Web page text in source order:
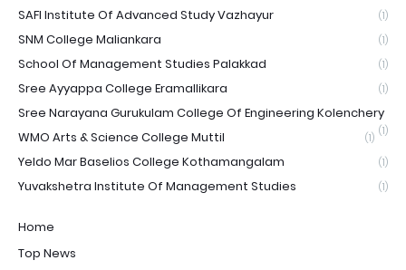
SAFI Institute Of Advanced Study Vazhayur (1)
SNM College Maliankara (1)
School Of Management Studies Palakkad (1)
Sree Ayyappa College Eramallikara (1)
Sree Narayana Gurukulam College Of Engineering Kolenchery
(1)
WMO Arts & Science College Muttil (1)
Yeldo Mar Baselios College Kothamangalam (1)
Yuvakshetra Institute Of Management Studies (1)
Home
Top News